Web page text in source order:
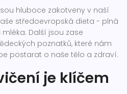
hluboce zakotveny v naší
středoevropská dieta - plná
Další jsou zase
poznatků, které nám
postarat o naše tělo a zdraví.
je klíčem